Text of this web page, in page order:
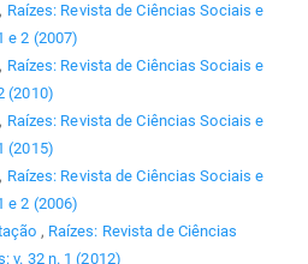
, Raízes: Revista de Ciências Sociais e
e 2 (2007)
, Raízes: Revista de Ciências Sociais e
(2010)
, Raízes: Revista de Ciências Sociais e
(2015)
, Raízes: Revista de Ciências Sociais e
e 2 (2006)
, Raízes: Revista de Ciências
v. 32 n. 1 (2012)